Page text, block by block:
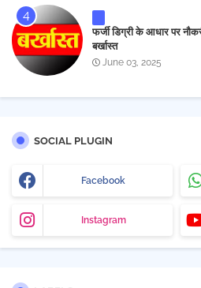
फर्जी डिग्री के आधार पर
बर्खास्त
June 03, 2025
SOCIAL PLUGIN
Facebook
Instagram